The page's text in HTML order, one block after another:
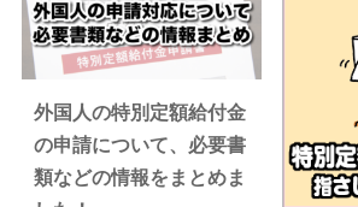
外国人の特別定額給付金
の申請について、必要書
類などの情報をまとめま